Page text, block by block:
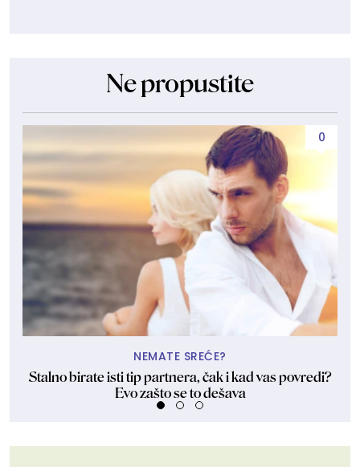
Ne propustite
0
NEMATE SREĆE?
Stalno birate isti tip partnera, čak i kad vas povredi?
Evo zašto se to dešava